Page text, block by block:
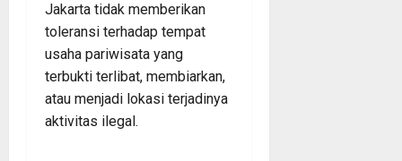
Jakarta tidak memberikan
toleransi terhadap tempat
usaha pariwisata yang
terbukti terlibat, membiarkan,
atau menjadi lokasi terjadinya
aktivitas ilegal.